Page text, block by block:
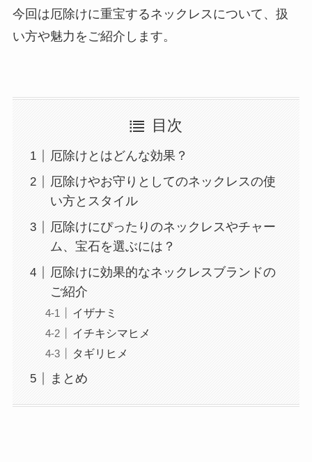
今回は厄除けに重宝するネックレスについて、扱
い方や魅力をご紹介します。
目次
厄除けとはどんな効果？
厄除けやお守りとしてのネックレスの使
い方とスタイル
厄除けにぴったりのネックレスやチャー
ム、宝石を選ぶには？
厄除けに効果的なネックレスブランドの
ご紹介
イザナミ
イチキシマヒメ
タギリヒメ
まとめ